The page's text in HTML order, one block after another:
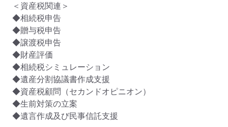
＜資産税関連＞
◆相続税申告
◆贈与税申告
◆譲渡税申告
◆財産評価
◆相続税シミュレーション
◆遺産分割協議書作成支援
◆資産税顧問（セカンドオピニオン）
◆生前対策の立案
◆遺言作成及び民事信託支援